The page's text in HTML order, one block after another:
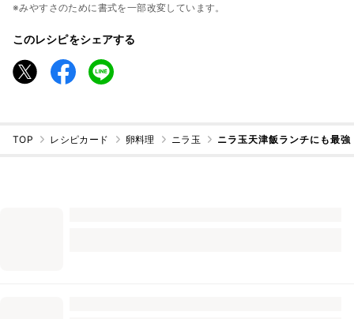
※みやすさのために書式を一部改変しています。
このレシピをシェアする
TOP レシピカード 卵料理 ニラ玉 ニラ玉天津飯ランチにも最